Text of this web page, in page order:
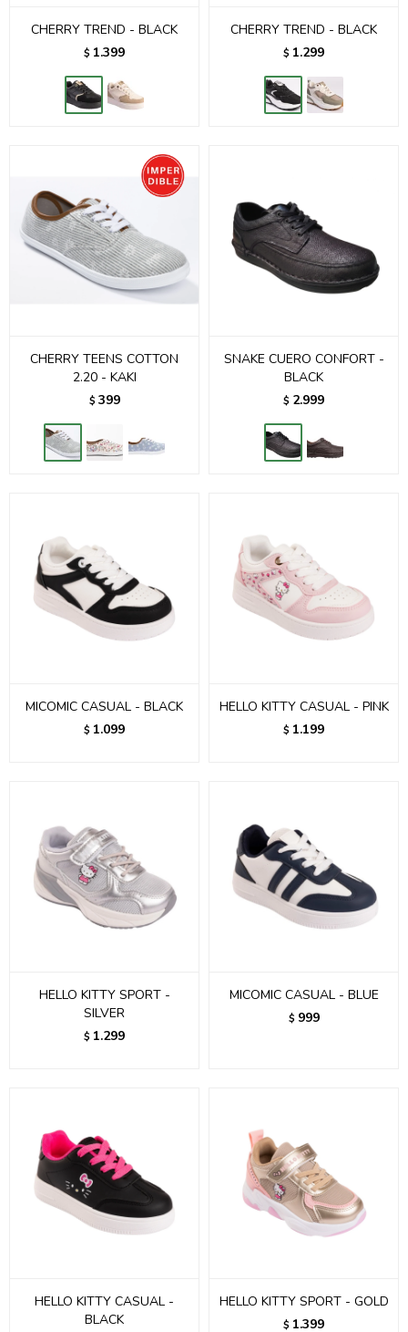
CHERRY TREND - BLACK
$ 1.399
CHERRY TREND - BLACK
$ 1.299
CHERRY TEENS COTTON
2.20 - KAKI
$ 399
SNAKE CUERO CONFORT -
BLACK
$ 2.999
MICOMIC CASUAL - BLACK
$ 1.099
HELLO KITTY CASUAL - PINK
$ 1.199
HELLO KITTY SPORT -
SILVER
$ 1.299
MICOMIC CASUAL - BLUE
$ 999
HELLO KITTY CASUAL -
BLACK
HELLO KITTY SPORT - GOLD
$ 1.399